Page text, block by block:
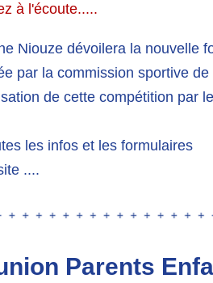
à l'écoute.....
Niouze dévoilera la nouvelle
par la commission sportive de
les infos et les formulaires
....
Parents